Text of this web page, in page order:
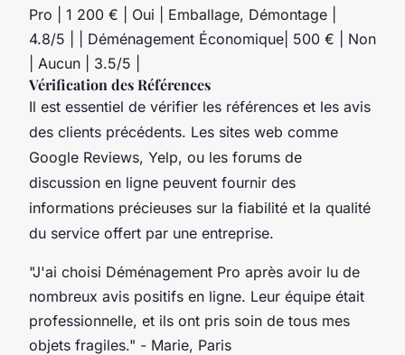
Pro | 1 200 € | Oui | Emballage, Démontage |
4.8/5 | | Déménagement Économique| 500 € | Non
| Aucun | 3.5/5 |
Vérification des Références
Il est essentiel de vérifier les références et les avis
des clients précédents. Les sites web comme
Google Reviews, Yelp, ou les forums de
discussion en ligne peuvent fournir des
informations précieuses sur la fiabilité et la qualité
du service offert par une entreprise.
"J'ai choisi Déménagement Pro après avoir lu de
nombreux avis positifs en ligne. Leur équipe était
professionnelle, et ils ont pris soin de tous mes
objets fragiles." - Marie, Paris